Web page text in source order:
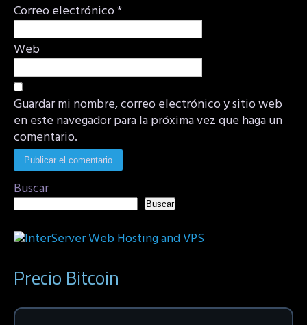
Correo electrónico*
Web
Guardar mi nombre, correo electrónico y sitio web
en este navegador para la próxima vez que haga un
comentario.
Buscar
Buscar
Precio Bitcoin